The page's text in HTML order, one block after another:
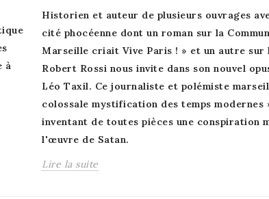
à
Historien et auteur de plusieurs ouvrages
cité phocéenne dont un roman sur la
Marseille criait Vive Paris ! » et un autre
Robert Rossi nous invite dans son nouvel
Léo Taxil. Ce journaliste et polémiste
colossale mystification des temps modernes
inventant de toutes pièces une conspiration
l'œuvre de Satan.
Lire la suite